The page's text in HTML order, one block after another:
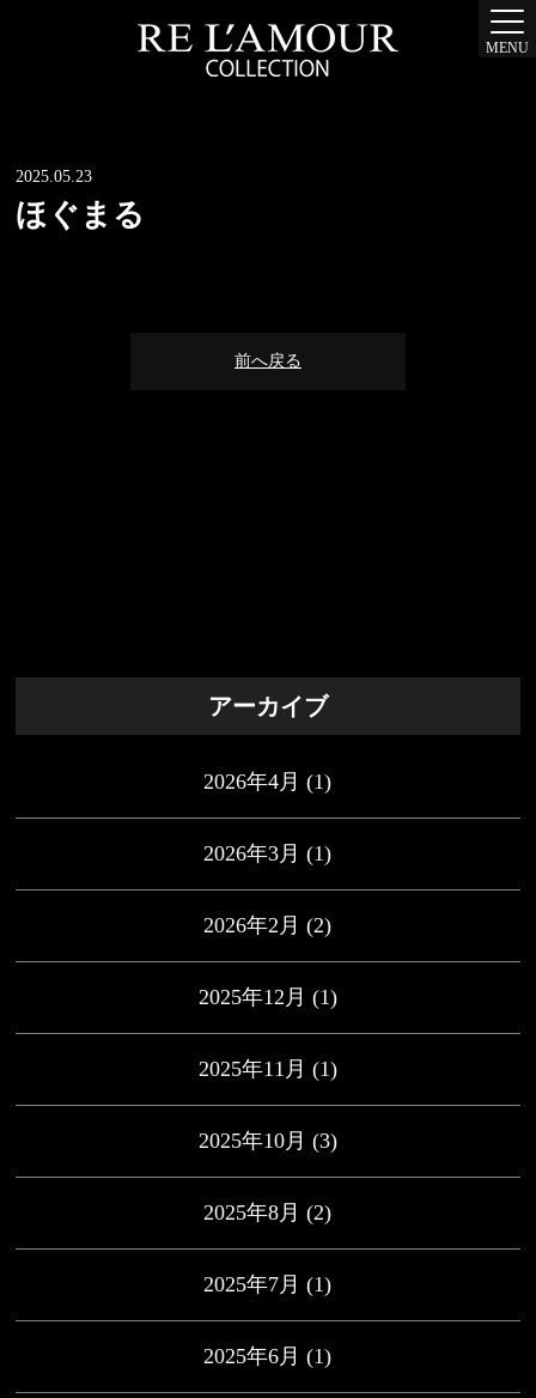
MENU
2025.05.23
ほぐまる
前へ戻る
アーカイブ
2026年4月 (1)
2026年3月 (1)
2026年2月 (2)
2025年12月 (1)
2025年11月 (1)
2025年10月 (3)
2025年8月 (2)
2025年7月 (1)
2025年6月 (1)